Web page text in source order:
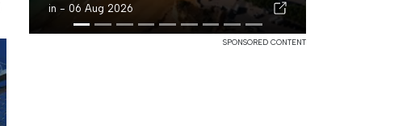
in - 06 Aug 2026
SPONSORED CONTENT